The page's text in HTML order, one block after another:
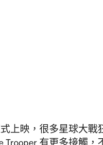
上映，很多星球大戰